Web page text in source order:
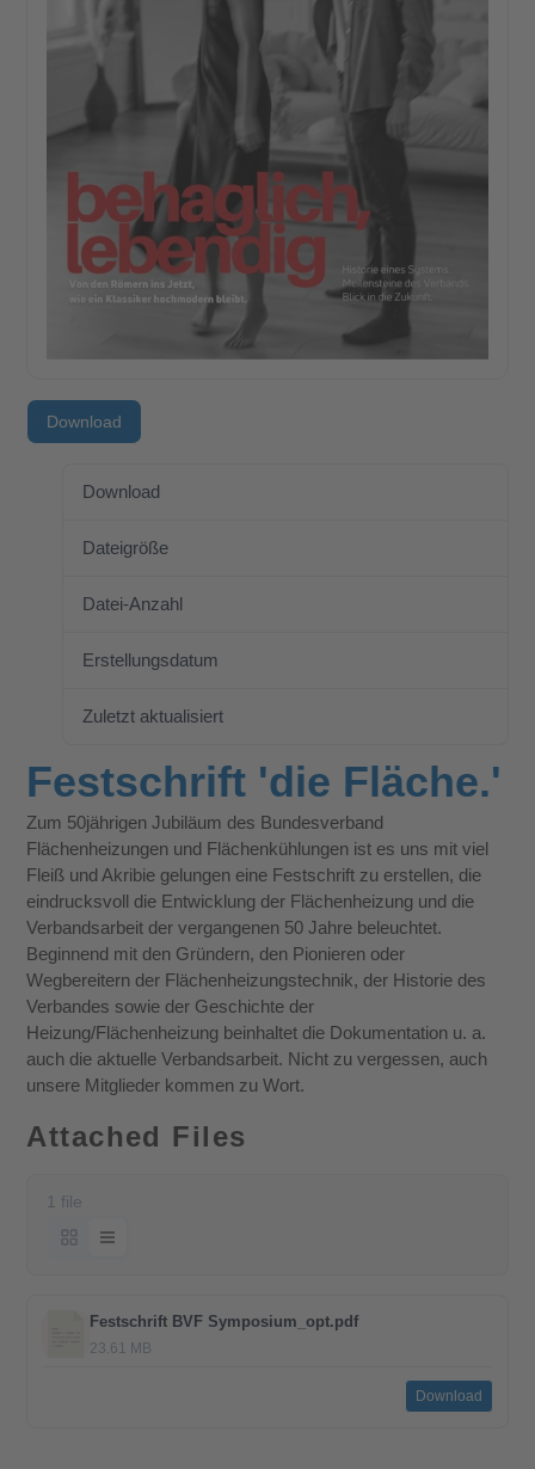
Download
Download
Dateigröße
Datei-Anzahl
Erstellungsdatum
Zuletzt aktualisiert
Festschrift 'die Fläche.'
Zum 50jährigen Jubiläum des Bundesverband
Flächenheizungen und Flächenkühlungen ist es uns mit viel
Fleiß und Akribie gelungen eine Festschrift zu erstellen, die
eindrucksvoll die Entwicklung der Flächenheizung und die
Verbandsarbeit der vergangenen 50 Jahre beleuchtet.
Beginnend mit den Gründern, den Pionieren oder
Wegbereitern der Flächenheizungstechnik, der Historie des
Verbandes sowie der Geschichte der
Heizung/Flächenheizung beinhaltet die Dokumentation u. a.
auch die aktuelle Verbandsarbeit. Nicht zu vergessen, auch
unsere Mitglieder kommen zu Wort.
Attached Files
1 file
Festschrift BVF Symposium_opt.pdf
23.61 MB
Download